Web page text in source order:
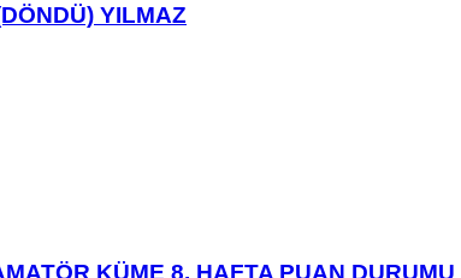
YILMAZ
KÜME 8. HAFTA PUAN DURUMU